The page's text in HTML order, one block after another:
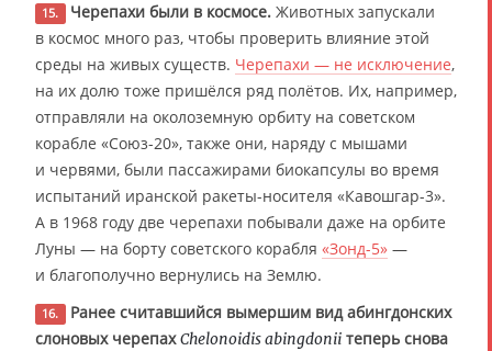
15. Черепахи были в космосе.Животных запускали
в космос много раз, чтобы проверить влияние этой
среды на живых существ. Черепахи — не исключение,
на их долю тоже пришёлся ряд полётов. Их, например,
отправляли на околоземную орбиту на советском
корабле «Союз-20», также они, наряду с мышами
и червями, были пассажирами биокапсулы во время
испытаний иранской ракеты-носителя «Кавошгар-3».
А в 1968 году две черепахи побывали даже на орбите
Луны — на борту советского корабля «Зонд-5» —
и благополучно вернулись на Землю.
16.
Ранее считавшийся вымершим вид абингдонских
слоновых черепахChelonoidis abingdonii теперь снова